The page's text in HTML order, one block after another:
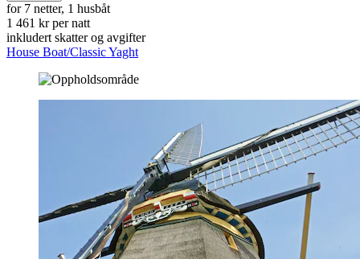
for 7 netter, 1 husbåt
1 461 kr per natt
inkludert skatter og avgifter
House Boat/Classic Yaght